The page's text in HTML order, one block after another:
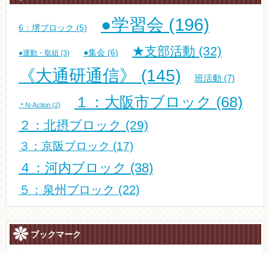
6：堺ブロック (5) ●学習会 (196)
●運動・取組 (3) ●集会 (6) ★支部活動 (32)
《大通研通信》 (145) 班活動 (7)
＊N-Action (2) １：大阪市ブロック (68)
２：北摂ブロック (29)
３：京阪ブロック (17)
４：河内ブロック (38)
５：泉州ブロック (22)
ブックマーク